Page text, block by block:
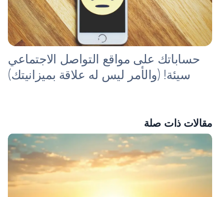
حساباتك على مواقع التواصل الاجتماعي
سيئة! (والأمر ليس له علاقة بميزانيتك)
مقالات ذات صلة